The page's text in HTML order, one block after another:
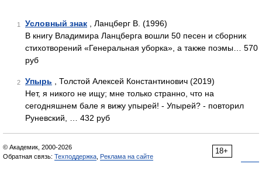
1 Условный знак , Ланцберг В. (1996)
В книгу Владимира Ланцберга вошли 50 песен и сборник
стихотворений «Генеральная уборка», а также поэмы… 570
руб
2 Упырь , Толстой Алексей Константинович (2019)
Нет, я никого не ищу; мне только странно, что на
сегодняшнем бале я вижу упырей! - Упырей? - повторил
Руневский, … 432 руб
18+
© Академик, 2000-2026
Обратная связь: Техподдержка Реклама на сайте